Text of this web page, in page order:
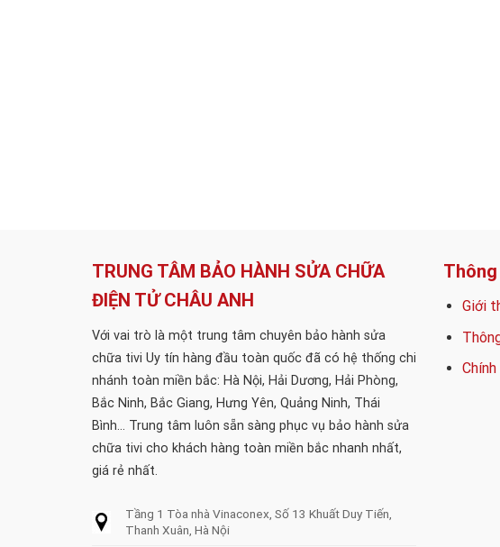
TRUNG TÂM BẢO HÀNH SỬA CHỮA
ĐIỆN TỬ CHÂU ANH
Với vai trò là một trung tâm chuyên bảo hành sửa
chữa tivi Uy tín hàng đầu toàn quốc đã có hệ thống chi
nhánh toàn miền bắc: Hà Nội, Hải Dương, Hải Phòng,
Bắc Ninh, Bắc Giang, Hưng Yên, Quảng Ninh, Thái
Bình... Trung tâm luôn sẵn sàng phục vụ bảo hành sửa
chữa tivi cho khách hàng toàn miền bắc nhanh nhất,
giá rẻ nhất.
Tầng 1 Tòa nhà Vinaconex, Số 13 Khuất Duy Tiến,
Thanh Xuân, Hà Nội
Giới